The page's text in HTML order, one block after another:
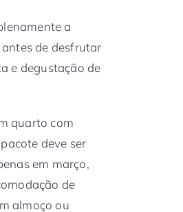
a
de desfrutar
e degustação de
quarto com
deve ser
em março,
de
almoço ou